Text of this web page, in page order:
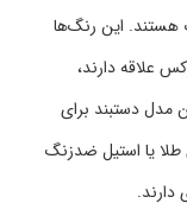
هستند. این رنگ‌ها
علاقه دارند،
مدل دستبند برای
یا استیل ضدزنگ